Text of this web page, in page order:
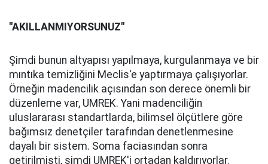
''AKILLANMIYORSUNUZ"
Şimdi bunun altyapısı yapılmaya, kurgulanmaya ve bir
mıntıka temizliğini Meclis'e yaptırmaya çalışıyorlar.
Örneğin madencilik açısından son derece önemli bir
düzenleme var, UMREK. Yani madenciliğin
uluslararası standartlarda, bilimsel ölçütlere göre
bağımsız denetçiler tarafından denetlenmesine
dayalı bir sistem. Soma faciasından sonra
getirilmişti, şimdi UMREK'i ortadan kaldırıyorlar.